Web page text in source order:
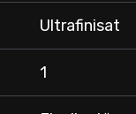
Ultrafinisat
1